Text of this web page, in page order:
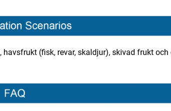
(fisk, revar, skaldjur), skivad frukt och